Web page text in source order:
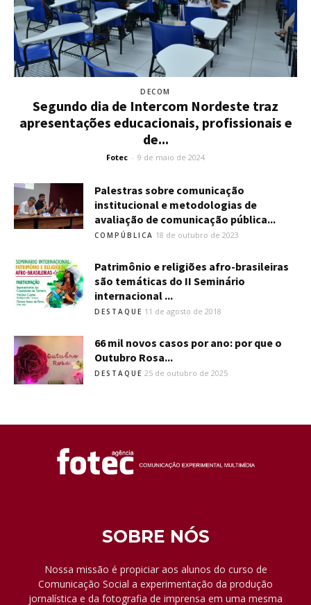
DECOM
Segundo dia de Intercom Nordeste traz
apresentações educacionais, profissionais e
de...
Fotec - 9 de maio de 2024
Palestras sobre comunicação
institucional e metodologias de
avaliação de comunicação pública...
COMPÚBLICA 18 de outubro de 2023
Patrimônio e religiões afro-brasileiras
são temáticas do II Seminário
internacional ...
DESTAQUE 11 de agosto de 2018
66 mil novos casos por ano: por que o
Outubro Rosa...
DESTAQUE 25 de outubro de 2025
SOBRE NÓS
Nossa missão é propiciar aos alunos do curso de
Comunicação Social a experimentação da produção
jornalística e da fotografia de imprensa em uma mesma